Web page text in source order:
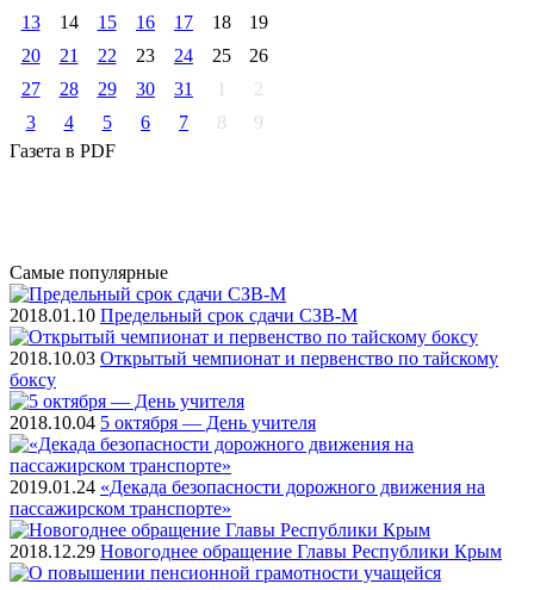
13
14 15 16 17 18
19
20
21 22 23 24 25
26
27
28 29 30 31 1
2
3
4 5 6 7 8
9
Газета в PDF
Самые популярные
2018.01.10 Предельный срок сдачи СЗВ-М
2018.10.03 Открытый чемпионат и первенство по тайскому
боксу
2018.10.04 5 октября — День учителя
2019.01.24 «Декада безопасности дорожного движения на
пассажирском транспорте»
2018.12.29 Новогоднее обращение Главы Республики Крым